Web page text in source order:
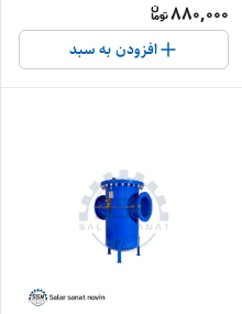
880,000
افزودن به سبد